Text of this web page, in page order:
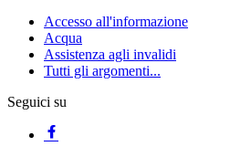
Accesso all'informazione
Acqua
Assistenza agli invalidi
Tutti gli argomenti...
Seguici su